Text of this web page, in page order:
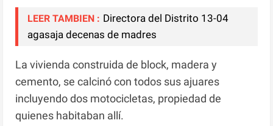
LEER TAMBIEN : Directora del Distrito 13-04
agasaja decenas de madres
La vivienda construida de block, madera y
cemento, se calcinó con todos sus ajuares
incluyendo dos motocicletas, propiedad de
quienes habitaban allí.